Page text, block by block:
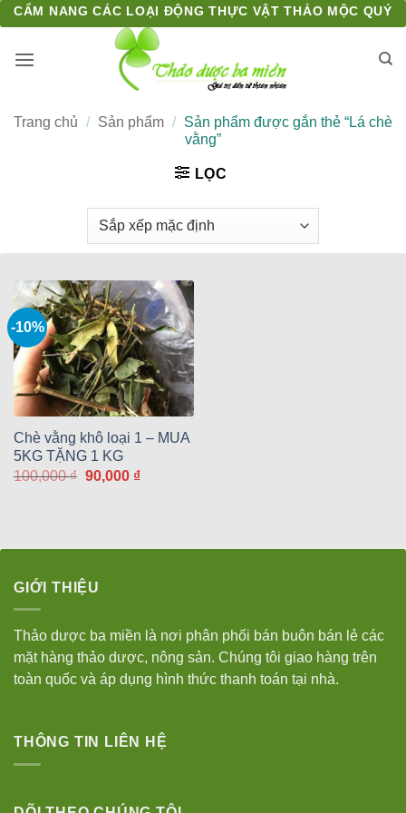
Bỏ
qua
nội
CẨM NANG CÁC LOẠI ĐỘNG THỰC VẬT THẢO MỘC QUÝ
Trang chủ / Sản phẩm /
Sản phẩm được gắn thẻ “Lá chè
vằng”
LỌC
-10%
Chè vằng khô loại 1 – MUA
5KG TẶNG 1 KG
100,000₫ Giá
90,000 ₫Giá
GIỚI THIỆU
Thảo dược ba miền là nơi phân phối bán buôn bán lẻ các
mặt hàng thảo dược, nông sản. Chúng tôi giao hàng trên
toàn quốc và áp dụng hình thức thanh toán tại nhà.
THÔNG TIN LIÊN HỆ